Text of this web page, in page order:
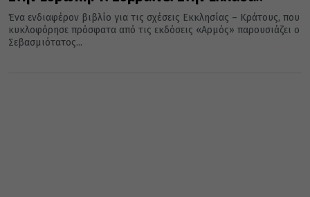
Ένα ενδιαφέρον βιβλίο για τις σχέσεις Εκκλησίας – Κράτους, που
κυκλοφόρησε πρόσφατα από τις εκδόσεις «Αρμός» παρουσιάζει ο
Σεβασμιότατος...